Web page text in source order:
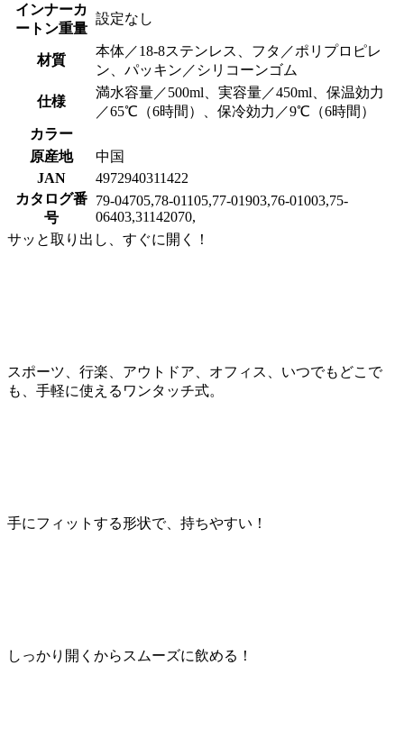
インナーカ
ートン重量
設定なし
材質
本体／18-8ステンレス、フタ／ポリプロピレ
ン、パッキン／シリコーンゴム
仕様
満水容量／500ml、実容量／450ml、保温効力
／65℃（6時間）、保冷効力／9℃（6時間）
カラー
原産地
中国
JAN
4972940311422
カタログ番
号
79-04705,78-01105,77-01903,76-01003,75-
06403,31142070,
サッと取り出し、すぐに開く！
スポーツ、行楽、アウトドア、オフィス、いつでもどこで
も、手軽に使えるワンタッチ式。
手にフィットする形状で、持ちやすい！
しっかり開くからスムーズに飲める！